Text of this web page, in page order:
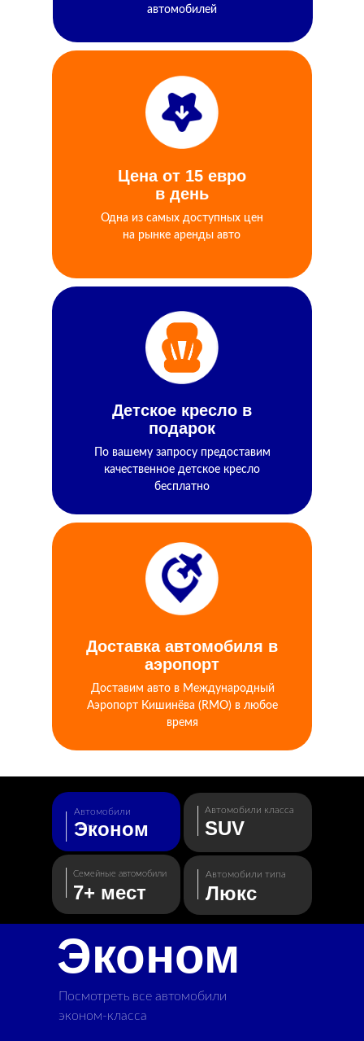
ЛЕГКО ЗАБРОНИРОВАТЬ
- ПРОСТО АРЕНДОВАТЬ
URBAN GO - АРЕНДА АВТО В КИШИНЕВЕ
ПОСМОТРЕТЬ ВСЕ ДОСТУПНЫЕ
АВТО
автомобилей
Одна из самых доступных цен
на рынке аренды авто
По вашему запросу предоставим
качественное детское кресло
бесплатно
Доставим авто в Международный
Аэропорт Кишинёва (RMO) в любое
время
Цена от 15 евро
в день
Детское кресло в
подарок
Доставка автомобиля в
аэропорт
Эконом
Посмотреть все автомобили
эконом-класса
7+ мест
Семейные автомобили
SUV
Автомобили класса
Эконом
Автомобили
типа
Люкс
Автомобили типа